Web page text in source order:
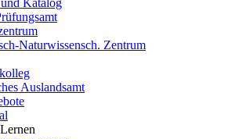
Naturwissensch. Zentrum
Auslandsamt